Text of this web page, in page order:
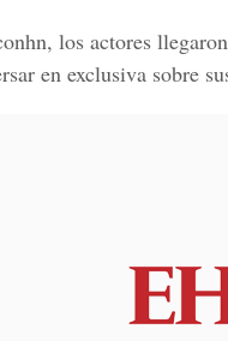
los actores
en exclusiva sobre